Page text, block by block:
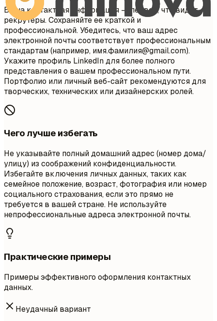
Ваша контактная информация — первое, что видят
рекрутеры. Сохраняйте ее краткой и
профессиональной. Убедитесь, что ваш адрес
электронной почты соответствует профессиональным
стандартам (например, имя.фамилия@gmail.com).
Укажите профиль LinkedIn для более полного
представления о вашем профессиональном пути.
Портфолио или личный веб-сайт рекомендуются для
творческих, технических или дизайнерских ролей.
Чего лучше избегать
Не указывайте полный домашний адрес (номер дома/
улицу) из соображений конфиденциальности.
Избегайте включения личных данных, таких как
семейное положение, возраст, фотография или номер
социального страхования, если это прямо не
требуется в вашей стране. Не используйте
непрофессиональные адреса электронной почты.
Практические примеры
Примеры эффективного оформления контактных
данных.
Неудачный вариант